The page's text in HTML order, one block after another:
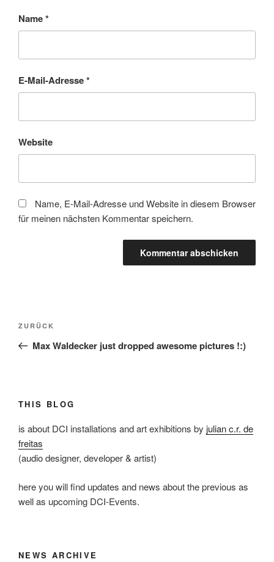
Name*
E-Mail-Adresse*
Website
Name, E-Mail-Adresse und Website in diesem Browser
für meinen nächsten Kommentar speichern.
Beitragsnavigation
Vorheriger
Beitrag
ZURÜCK
Max Waldecker just dropped awesome pictures !:)
THIS BLOG
is about DCI installations and art exhibitions by julian c.r. de
freitas
(audio designer, developer & artist)
here you will find updates and news about the previous as
well as upcoming DCI-Events.
NEWS ARCHIVE